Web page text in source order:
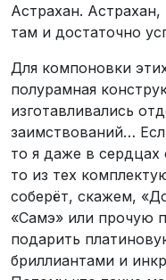
Астрахан.
там и достаточно
Для компоновки
полурамная
изготавливались
заимствований…
то я даже в сердцах
то из тех
соберёт, скажем,
«Самэ» или прочую
подарить
бриллиантами и